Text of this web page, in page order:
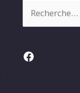
Facebook